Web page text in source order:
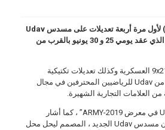
26 يونيو 2019 – قدم معهد TsNIITochMash للأبحاث (جزء من Rostec) لأول مرة أربعة تعديلات على مسدس Udav
شبه التلقائي الجديد في المنتدى العسكري التقني الدولي ARMY-2019 ، الذي عقد يومي 25 و 30 يونيو بالقرب من
وشملت المظاهرة مسدسات للأغراض الخاصة باستخدام خرطوشة 9x21mm العسكرية وكذلك تعديلات تكتيكية
ورياضية جديدة باستخدام خرطوشة 9x19mm. تم تصميم النسخة المدنية من Udav للرياضيين المحترفين في مجال
من العلامات التجارية الشهيرة.
“لقد أعددنا عرضًا ديناميكيًا خاصًا لإجراء تعديلات جديدة على مسدس Udav في معرض ARMY-2019” ، كما أشار
سيرجي أبراموف ، المدير الصناعي لمجموعة Rostec للأسلحة النارية. “إن مسدس Udav الجديد ، المصمم ليحل محل